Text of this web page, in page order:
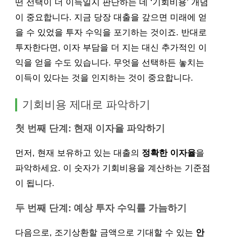
떤 선택이 더 이득일지 판단하는 데 ‘기회비용’ 개념
이 중요합니다. 지금 당장 대출을 갚으면 미래에 얻
을 수 있었을 투자 수익을 포기하는 것이죠. 반대로
투자한다면, 이자 부담을 더 지는 대신 추가적인 이
익을 얻을 수도 있습니다. 무엇을 선택하든 놓치는
이득이 있다는 것을 인지하는 것이 중요합니다.
기회비용 제대로 파악하기
첫 번째 단계: 현재 이자율 파악하기
먼저, 현재 보유하고 있는 대출의 정확한 이자율을
파악하세요. 이 숫자가 기회비용을 계산하는 기준점
이 됩니다.
두 번째 단계: 예상 투자 수익률 가늠하기
다음으로, 조기상환할 금액으로 기대할 수 있는 안